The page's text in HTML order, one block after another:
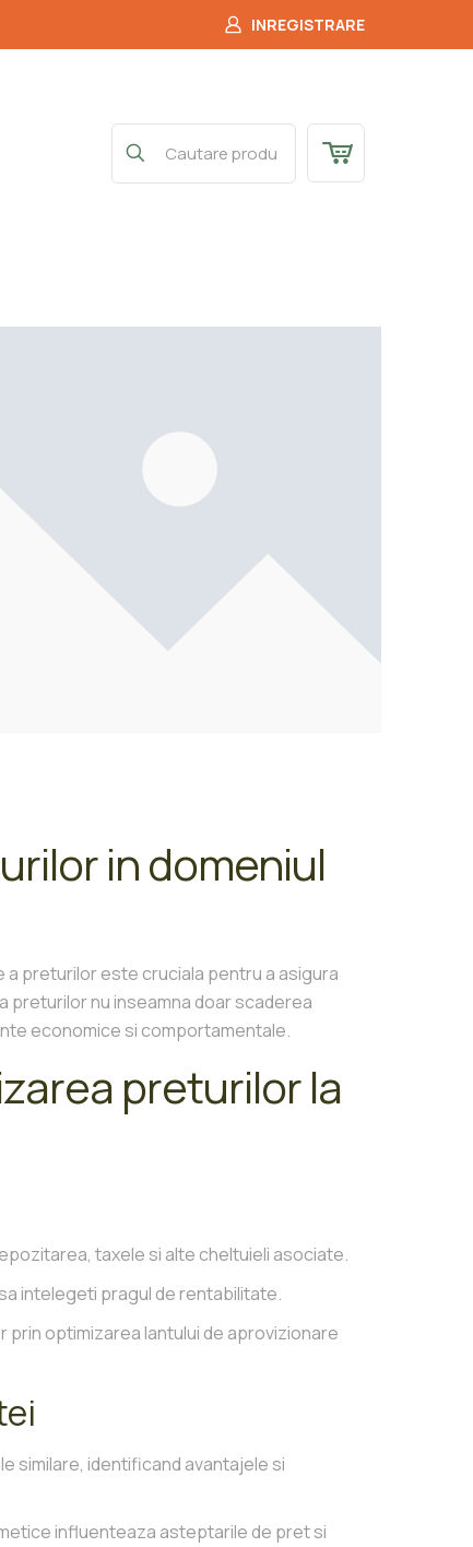
INREGISTRARE
in domeniul
preturilor este cruciala pentru a asigura
nu inseamna doar scaderea
economice si comportamentale.
preturilor la
taxele si alte cheltuieli asociate.
intelegeti pragul de rentabilitate.
prin optimizarea lantului de aprovizionare
similare, identificand avantajele si
influenteaza asteptarile de pret si